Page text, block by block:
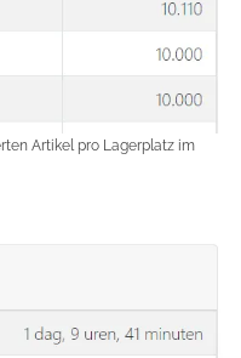
Artikel pro Lagerplatz im